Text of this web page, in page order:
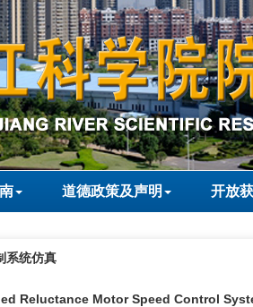
道德政策及声明 开放
系统仿真
Reluctance Motor Speed Control